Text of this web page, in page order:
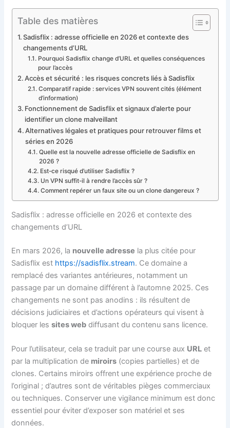
Table des matières
Sadisflix : adresse officielle en 2026 et contexte des
changements d’URL
Pourquoi Sadisflix change d’URL et quelles conséquences
pour l’accès
Accès et sécurité : les risques concrets liés à Sadisflix
Comparatif rapide : services VPN souvent cités (élément
d’information)
Fonctionnement de Sadisflix et signaux d’alerte pour
identifier un clone malveillant
Alternatives légales et pratiques pour retrouver films et
séries en 2026
Quelle est la nouvelle adresse officielle de Sadisflix en
2026 ?
Est-ce risqué d’utiliser Sadisflix ?
Un VPN suffit-il à rendre l’accès sûr ?
Comment repérer un faux site ou un clone dangereux ?
Sadisflix : adresse officielle en 2026 et contexte des
changements d’URL
En mars 2026, la nouvelle adresse la plus citée pour
Sadisflix est https://sadisflix.stream. Ce domaine a
remplacé des variantes antérieures, notamment un
passage par un domaine différent à l’automne 2025. Ces
changements ne sont pas anodins : ils résultent de
décisions judiciaires et d’actions opérateurs qui visent à
bloquer lessites web diffusant du contenu sans licence.
Pour l’utilisateur, cela se traduit par une course aux URL et
par la multiplication de miroirs (copies partielles) et de
clones. Certains miroirs offrent une expérience proche de
l’original ; d’autres sont de véritables pièges commerciaux
ou techniques. Conserver une vigilance minimum est donc
essentiel pour éviter d’exposer son matériel et ses
données.